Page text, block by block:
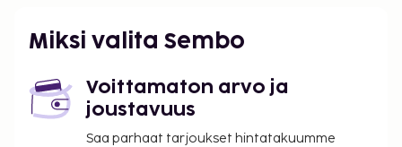
Miksi valita Sembo
Voittamaton arvo ja
joustavuus
Saa parhaat tarjoukset hintatakuumme